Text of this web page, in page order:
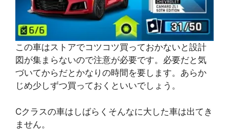
この車はストアでコツコツ買っておかないと設計
図が集まらないので注意が必要です。必要だと気
づいてからだとかなりの時間を要します。あらか
じめ少しずつ買っておくといいでしょう。
Cクラスの車はしばらくそんなに大した車は出てき
ません。